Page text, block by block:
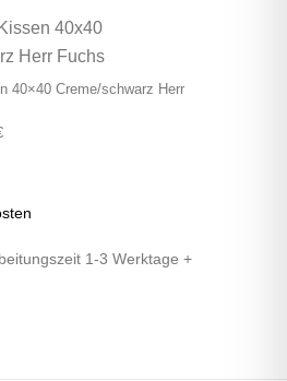
40×40 Creme/schwarz Herr
1-3 Werktage +